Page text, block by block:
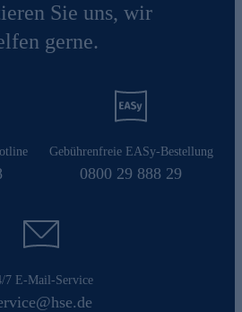
Sie uns, wir
gerne.
Gebührenfreie EASy-Bestellung
0800 29 888 29
7 E-Mail-Service